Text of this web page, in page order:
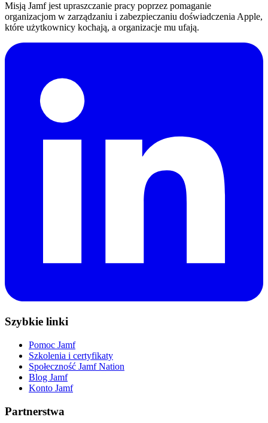
Misją Jamf jest upraszczanie pracy poprzez pomaganie
organizacjom w zarządzaniu i zabezpieczaniu doświadczenia Apple,
które użytkownicy kochają, a organizacje mu ufają.
Szybkie linki
Pomoc Jamf
Szkolenia i certyfikaty
Społeczność Jamf Nation
Blog Jamf
Konto Jamf
Partnerstwa